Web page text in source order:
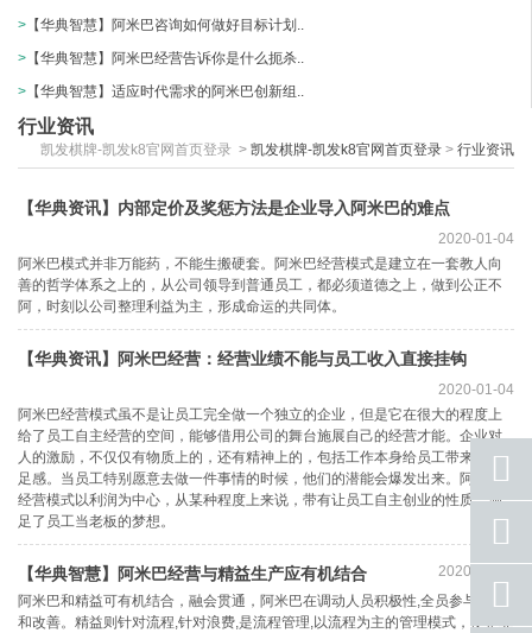
> 【华典智慧】阿米巴咨询如何做好目标计划..
> 【华典智慧】阿米巴经营告诉你是什么扼杀..
> 【华典智慧】适应时代需求的阿米巴创新组..
行业资讯
凯发棋牌-凯发k8官网首页登录 > 凯发棋牌-凯发k8官网首页登录 > 行业资讯
【华典资讯】内部定价及奖惩方法是企业导入阿米巴的难点
2020-01-04
阿米巴模式并非万能药，不能生搬硬套。阿米巴经营模式是建立在一套教人向
善的哲学体系之上的，从公司领导到普通员工，都必须道德之上，做到公正不
阿，时刻以公司整理利益为主，形成命运的共同体。
【华典资讯】阿米巴经营：经营业绩不能与员工收入直接挂钩
2020-01-04
阿米巴经营模式虽不是让员工完全做一个独立的企业，但是它在很大的程度上
给了员工自主经营的空间，能够借用公司的舞台施展自己的经营才能。企业对
人的激励，不仅仅有物质上的，还有精神上的，包括工作本身给员工带来的满
足感。当员工特别愿意去做一件事情的时候，他们的潜能会爆发出来。阿米巴
经营模式以利润为中心，从某种程度上来说，带有让员工自主创业的性质，满
足了员工当老板的梦想。
【华典智慧】阿米巴经营与精益生产应有机结合
2020-01-04
阿米巴和精益可有机结合，融会贯通，阿米巴在调动人员积极性,全员参与经营
和改善。精益则针对流程,针对浪费,是流程管理,以流程为主的管理模式，使企业
座机
号码
手机
号码